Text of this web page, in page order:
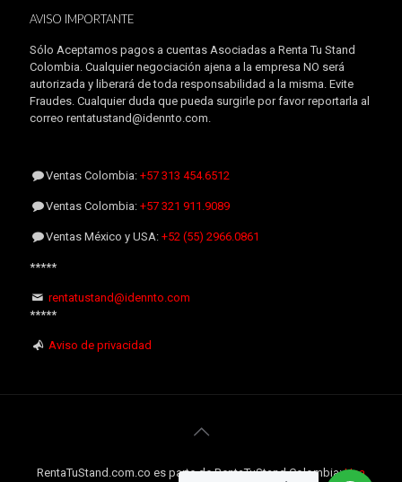
AVISO IMPORTANTE
Sólo Aceptamos pagos a cuentas Asociadas a Renta Tu Stand
Colombia. Cualquier negociación ajena a la empresa NO será
autorizada y liberará de toda responsabilidad a la misma. Evite
Fraudes. Cualquier duda que pueda surgirle por favor reportarla al
correo rentatustand@idennto.com.
Ventas Colombia:+57 313 454.6512
Ventas Colombia:+57 321 911.9089
Ventas México y USA:+52 (55) 2966.0861
*****
rentatustand@idennto.com
*****
Aviso de privacidad
RentaTuStand.com.co es parte de RentaTuStand Colombia:Una